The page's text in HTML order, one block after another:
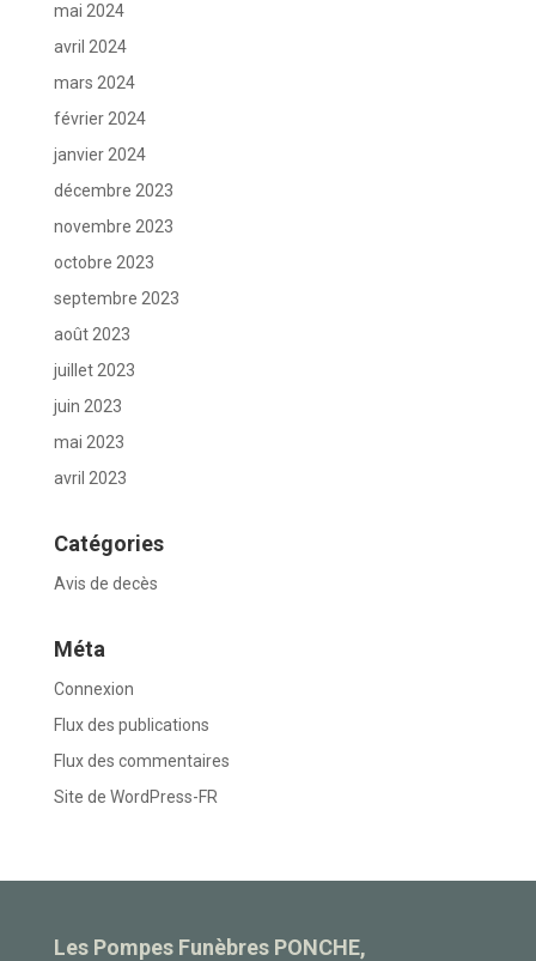
mai 2024
avril 2024
mars 2024
février 2024
janvier 2024
décembre 2023
novembre 2023
octobre 2023
septembre 2023
août 2023
juillet 2023
juin 2023
mai 2023
avril 2023
Catégories
Avis de decès
Méta
Connexion
Flux des publications
Flux des commentaires
Site de WordPress-FR
Les Pompes Funèbres PONCHE,